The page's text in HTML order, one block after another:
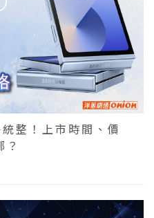
整！上市時間、價